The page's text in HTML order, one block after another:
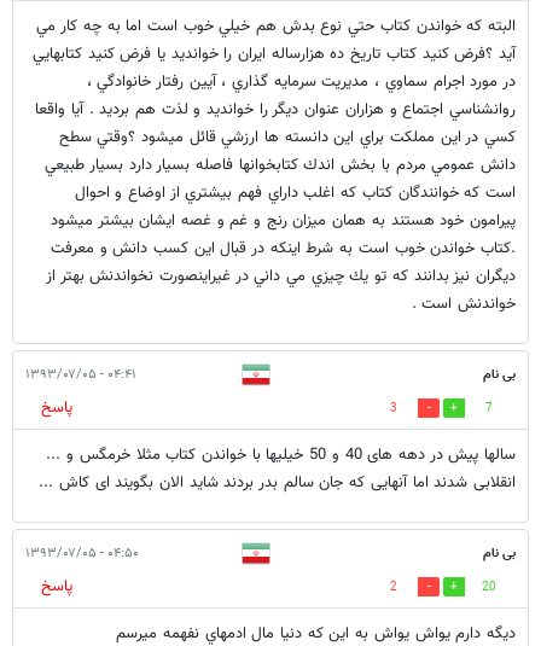
البته كه خواندن كتاب حتي نوع بدش هم خيلي خوب است اما به چه كار مي
آيد ؟فرض كنيد كتاب تاريخ ده هزارساله ايران را خوانديد يا فرض كنيد كتابهايي
در مورد اجرام سماوي ، مديريت سرمايه گذاري ، آيين رفتار خانوادگي ،
روانشناسي اجتماع و هزاران عنوان ديگر را خوانديد و لذت هم برديد . آيا واقعا
كسي در اين مملكت براي اين دانسته ها ارزشي قائل ميشود ؟وقتي سطح
دانش عمومي مردم با بخش اندك كتابخوانها فاصله بسيار دارد بسيار طبيعي
است كه خوانندگان كتاب كه اغلب داراي فهم بيشتري از اوضاع و احوال
پيرامون خود هستند به همان ميزان رنج و غم و غصه ايشان بيشتر ميشود
.كتاب خواندن خوب است به شرط اينكه در قبال اين كسب دانش و معرفت
ديگران نيز بدانند كه تو يك چيزي مي داني در غيراينصورت نخواندنش بهتر از
خواندنش است .
بی نام ۰۴:۴۱ - ۱۳۹۳/۰۷/۰۵
7
3
پاسخ
سالها پیش در دهه های 40 و 50 خیلیها با خواندن کتاب مثلا خرمگس و ...
انقلابی شدند اما آنهایی که جان سالم بدر بردند شاید الان بگویند ای کاش ...
بی نام ۰۴:۵۰ - ۱۳۹۳/۰۷/۰۵
20
2
پاسخ
ديگه دارم يواش يواش به اين كه دنيا مال ادمهاي نفهمه ميرسم